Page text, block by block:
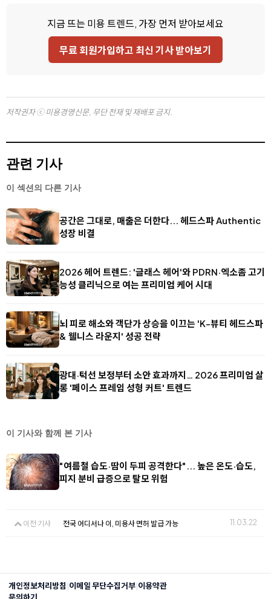
지금 뜨는 미용 트렌드, 가장 먼저 받아보세요
무료 회원가입하고 최신 기사 받아보기
저작권자 ⓒ 미용경영신문, 무단 전재 및 재배포 금지.
관련 기사
이 섹션의 다른 기사
공간은 그대로, 매출은 더한다... 헤드스파 Authentic
성장 비결
2026 헤어 트렌드: '글래스 헤어'와 PDRN·엑소좀 고기
능성 클리닉으로 여는 프리미엄 케어 시대
뇌 피로 해소와 객단가 상승을 이끄는 'K-뷰티 헤드스파
& 웰니스 라운지' 성공 전략
광대·턱선 보정부터 소안 효과까지… 2026 프리미엄 살
롱 '페이스 프레임 성형 커트' 트렌드
이 기사와 함께 본 기사
"여름철 습도·땀이 두피 공격한다"... 높은 온도·습도,
피지 분비 급증으로 탈모 위험
이전 기사 전국 어디서나 이, 미용사 면허 발급 가능 11.03.22
개인정보처리방침 |이메일 무단수집거부|이용약관